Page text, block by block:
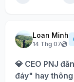
Loan Minh
14 Thg 07
💎 CEO PNJ
đáy" hay thông